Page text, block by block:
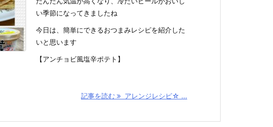
い季節になってきましたね
今日は、簡単にできるおつまみレシピを紹介した
いと思います
【アンチョビ風塩辛ポテト】
記事を読む アレンジレシピ☆ ...